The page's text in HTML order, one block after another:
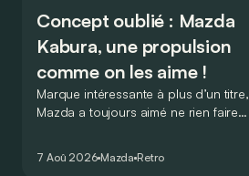
Concept oublié : Mazda
Kabura, une propulsion
comme on les aime !
Marque intéressante à plus d’un titre,
Mazda a toujours aimé ne rien faire
de la plus belle des manières…
7 Aoû 2026 Mazda Retro